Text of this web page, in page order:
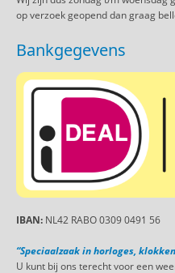
op verzoek geopend dan graag
Bankgegevens
IBAN: NL42 RABO 0309 0491 56
“Speciaalzaak in horloges,
U kunt bij ons terecht voor een